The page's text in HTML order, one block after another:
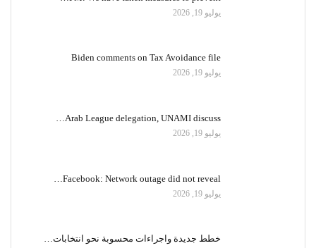
يوليو 19, 2026
Biden comments on Tax Avoidance file
يوليو 19, 2026
Arab League delegation, UNAMI discuss…
يوليو 19, 2026
Facebook: Network outage did not reveal…
يوليو 19, 2026
خطط جديدة واجراءات محسوبة نحو انتخابات…